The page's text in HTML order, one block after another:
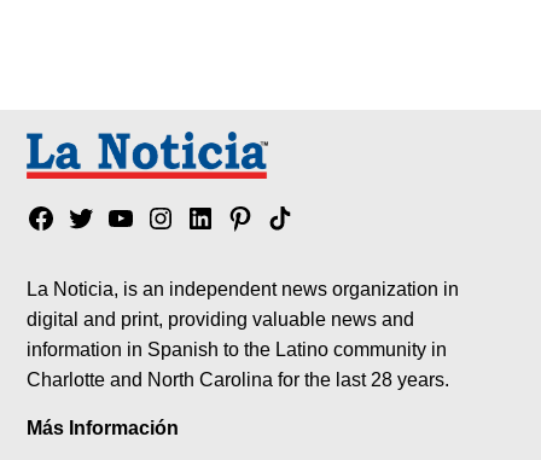
Facebook
TwitterYouTubeInstagram
LinkedinPinterest
Tik
La Noticia, is an independent news organization in
digital and print, providing valuable news and
information in Spanish to the Latino community in
Charlotte and North Carolina for the last 28 years.
Más Información